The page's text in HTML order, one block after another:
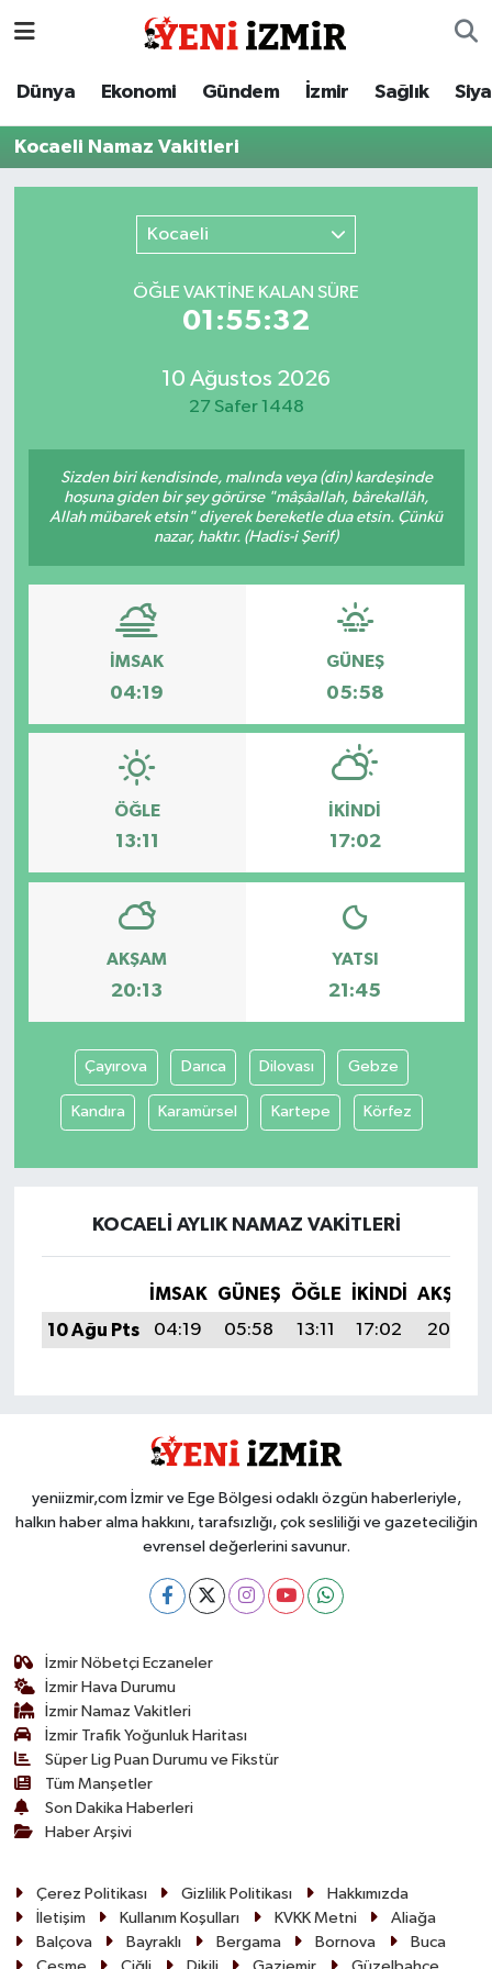
Dünya Ekonomi Gündem İzmir Sağlık
Kocaeli Namaz Vakitleri
Kocaeli
ÖĞLE VAKTİNE KALAN SÜRE
01:55:32
10 Ağustos 2026
27 Safer 1448
Sizden biri kendisinde, malında veya (din) kardeşinde
hoşuna giden bir şey görürse "mâşâallah, bârekallâh,
Allah mübarek etsin" diyerek bereketle dua etsin. Çünkü
nazar, haktır. (Hadis-i Şerif)
İMSAK
04:19
GÜNEŞ
05:58
ÖĞLE
13:11
İKINDI
17:02
AKŞAM
20:13
YATSI
21:45
Çayırova Darıca Dilovası Gebze
Kandıra Karamürsel Kartepe Körfez
KOCAELI AYLIK NAMAZ VAKITLERI
İMSAK GÜNEŞ ÖĞLE İKINDI
AKŞAM
10 Ağu Pts
04:19 05:58 13:11 17:02 20:13
yeniizmir,com İzmir ve Ege Bölgesi odaklı özgün haberleriyle,
halkın haber alma hakkını, tarafsızlığı, çok sesliliği ve gazeteciliğin
evrensel değerlerini savunur.
İzmir Nöbetçi Eczaneler
İzmir Hava Durumu
İzmir Namaz Vakitleri
İzmir Trafik Yoğunluk Haritası
Süper Lig Puan Durumu ve Fikstür
Tüm Manşetler
Son Dakika Haberleri
Haber Arşivi
Çerez Politikası Gizlilik Politikası
Hakkımızda
İletişim
Kullanım Koşulları KVKK Metni
Aliağa
Balçova
Bayraklı Bergama Bornova
Buca
Dünya
Ekonomi
Resmi İlanlar
Teknoloji
Tatil ve Seyahat
Çevre
Okul Gazetesi
İzmir Nöbetçi Eczaneler
İzmir Hava Durumu
İzmir Trafik Yoğunluk Haritası
Süper Lig Puan Durumu ve Fikstür
Haber Arşivi